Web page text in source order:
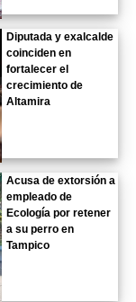
Diputada y exalcalde
coinciden en
fortalecer el
crecimiento de
Altamira
Acusa de extorsión a
empleado de
Ecología por retener
a su perro en
Tampico